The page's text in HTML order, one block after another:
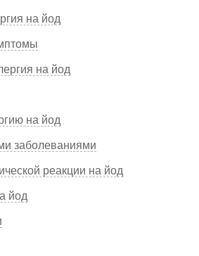
на йод
на йод
на йод
заболеваниями
реакции на йод
йод